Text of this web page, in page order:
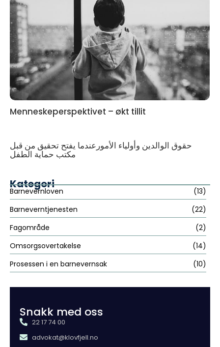
Menneskeperspektivet – økt tillit
حقوق الوالدين وأولياء الأمورعندما يفتح تحقيق من قبل
مكتب حماية الطفل
Kategori
Barnevernloven
(13)
Barneverntjenesten
(22)
Fagområde
(2)
Omsorgsovertakelse
(14)
Prosessen i en barnevernsak
(10)
Snakk med oss
22 17 74 00
advokat@klovfjell.no